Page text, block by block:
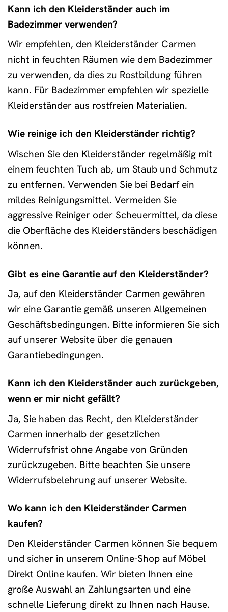
Kann ich den Kleiderständer auch im
Badezimmer verwenden?
Wir empfehlen, den Kleiderständer Carmen
nicht in feuchten Räumen wie dem Badezimmer
zu verwenden, da dies zu Rostbildung führen
kann. Für Badezimmer empfehlen wir spezielle
Kleiderständer aus rostfreien Materialien.
Wie reinige ich den Kleiderständer richtig?
Wischen Sie den Kleiderständer regelmäßig mit
einem feuchten Tuch ab, um Staub und Schmutz
zu entfernen. Verwenden Sie bei Bedarf ein
mildes Reinigungsmittel. Vermeiden Sie
aggressive Reiniger oder Scheuermittel, da diese
die Oberfläche des Kleiderständers beschädigen
können.
Gibt es eine Garantie auf den Kleiderständer?
Ja, auf den Kleiderständer Carmen gewähren
wir eine Garantie gemäß unseren Allgemeinen
Geschäftsbedingungen. Bitte informieren Sie sich
auf unserer Website über die genauen
Garantiebedingungen.
Kann ich den Kleiderständer auch zurückgeben,
wenn er mir nicht gefällt?
Ja, Sie haben das Recht, den Kleiderständer
Carmen innerhalb der gesetzlichen
Widerrufsfrist ohne Angabe von Gründen
zurückzugeben. Bitte beachten Sie unsere
Widerrufsbelehrung auf unserer Website.
Wo kann ich den Kleiderständer Carmen
kaufen?
Den Kleiderständer Carmen können Sie bequem
und sicher in unserem Online-Shop auf Möbel
Direkt Online kaufen. Wir bieten Ihnen eine
große Auswahl an Zahlungsarten und eine
schnelle Lieferung direkt zu Ihnen nach Hause.